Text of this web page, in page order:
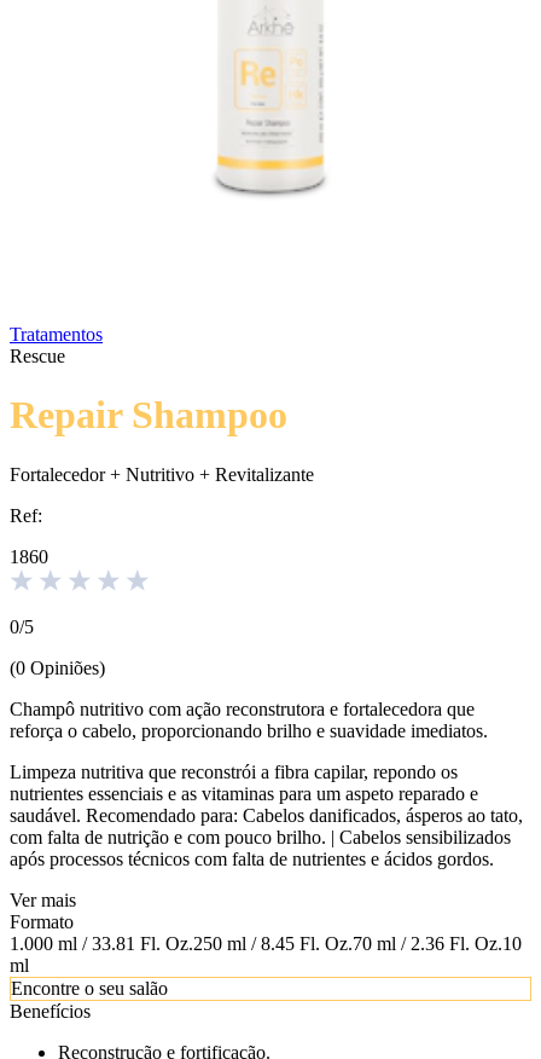
Tratamentos
Rescue
Repair Shampoo
Fortalecedor + Nutritivo + Revitalizante
Ref:
1860
0/5
(0 Opiniões)
Champô nutritivo com ação reconstrutora e fortalecedora que
reforça o cabelo, proporcionando brilho e suavidade imediatos.
Limpeza nutritiva que reconstrói a fibra capilar, repondo os
nutrientes essenciais e as vitaminas para um aspeto reparado e
saudável. Recomendado para: Cabelos danificados, ásperos ao tato,
com falta de nutrição e com pouco brilho. | Cabelos sensibilizados
após processos técnicos com falta de nutrientes e ácidos gordos.
Ver mais
Formato
1.000 ml / 33.81 Fl. Oz.250 ml / 8.45 Fl. Oz.70 ml / 2.36 Fl. Oz.10
ml
Encontre o seu salão
Benefícios
Reconstrução e fortificação.